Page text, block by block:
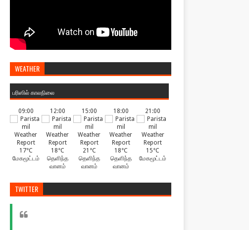
WEATHER
பரிஸில் காலநிலை
09:00
17°C
மேகமூட்டம்
12:00
18°C
தெளிந்த
வானம்
15:00
21°C
தெளிந்த
வானம்
18:00
18°C
தெளிந்த
வானம்
21:00
15°C
மேகமூட்டம்
TWITTER